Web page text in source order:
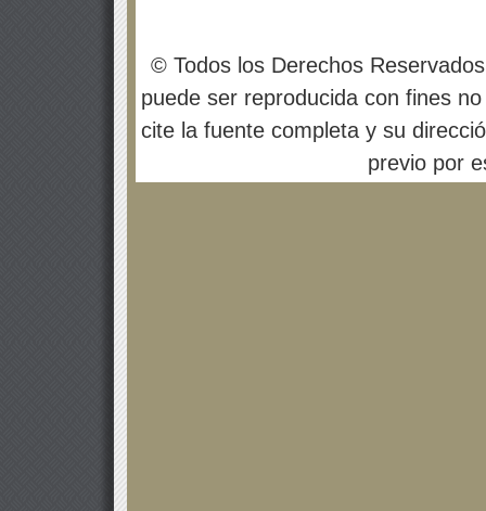
© Todos los Derechos
puede ser reproducida con fines
cite la fuente completa y su
previo por